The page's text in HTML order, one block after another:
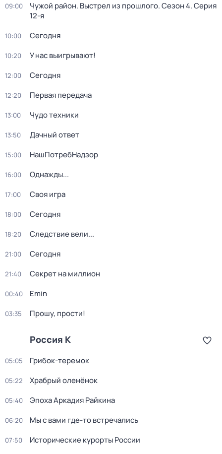
09:00 Чужой район. Выстрел из прошлого. Сезон 4. Серия
12-я
10:00 Сегодня
10:20 У нас выигрывают!
12:00 Сегодня
12:20 Первая передача
13:00 Чудо техники
13:50 Дачный ответ
15:00 НашПотребНадзор
16:00 Однажды...
17:00 Своя игра
18:00 Сегодня
18:20 Следствие вели...
21:00 Сегодня
21:40 Секрет на миллион
00:40 Emin
03:35 Прошу, прости!
Россия К
05:05 Грибок-теремок
05:22 Храбрый оленёнок
05:40 Эпоха Аркадия Райкина
06:20 Мы с вами где-то встречались
07:50 Исторические курорты России